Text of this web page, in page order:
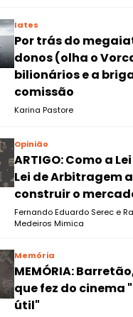
Iates
Por trás do
donos (olha o
bilionários e a
comissão
Karina Pastore
Opinião
ARTIGO: Como a
Lei de Arbitragem
construir o
Fernando Eduardo Serec e
Medeiros Mimica
Memória
MEMÓRIA:
que fez do cinema
útil"